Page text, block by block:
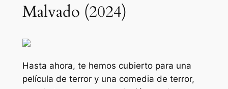
Malvado (2024)
Hasta ahora, te hemos cubierto para una
película de terror y una comedia de terror,